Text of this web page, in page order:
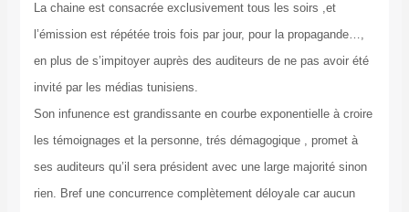
La chaine est consacrée exclusivement tous les soirs ,et
l’émission est répétée trois fois par jour, pour la propagande…,
en plus de s’impitoyer auprès des auditeurs de ne pas avoir été
invité par les médias tunisiens.
Son infunence est grandissante en courbe exponentielle à croire
les témoignages et la personne, trés démagogique , promet à
ses auditeurs qu’il sera président avec une large majorité sinon
rien. Bref une concurrence complètement déloyale car aucun